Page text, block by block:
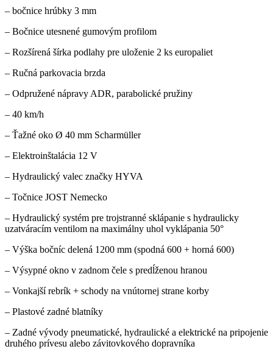
– bočnice hrúbky 3 mm
– Bočnice utesnené gumovým profilom
– Rozšírená šírka podlahy pre uloženie 2 ks europaliet
– Ručná parkovacia brzda
– Odpružené nápravy ADR, parabolické pružiny
– 40 km/h
– Ťažné oko Ø 40 mm Scharmüller
– Elektroinštalácia 12 V
– Hydraulický valec značky HYVA
– Točnice JOST Nemecko
– Hydraulický systém pre trojstranné sklápanie s hydraulicky
uzatváracím ventilom na maximálny uhol vyklápania 50°
– Výška bočníc delená 1200 mm (spodná 600 + horná 600)
– Výsypné okno v zadnom čele s predĺženou hranou
– Vonkajší rebrík + schody na vnútornej strane korby
– Plastové zadné blatníky
– Zadné vývody pneumatické, hydraulické a elektrické na pripojenie
druhého prívesu alebo závitovkového dopravníka